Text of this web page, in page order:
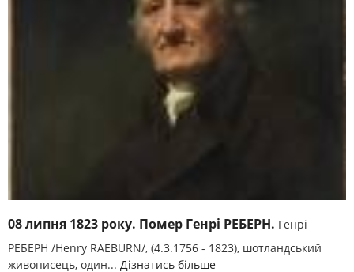
08 липня 1823 року. Помер Генрі РЕБЕРН. Генрі
РЕБЕРН /Henry RAEBURN/, (4.3.1756 - 1823), шотландський
живописець, один... Дізнатись більше